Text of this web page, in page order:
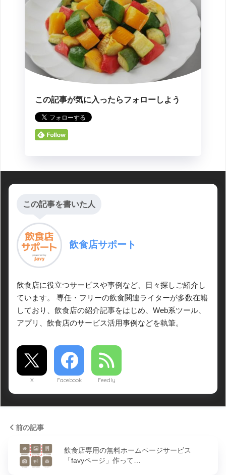
この記事が気に入ったらフォローしよう
この記事を書いた人
飲食店サポート
飲食店に役立つサービスや事例など、日々探しご紹介し
ています。 専任・フリーの飲食関連ライターが多数在籍
しており、飲食店の紹介記事をはじめ、Web系ツール、
アプリ、飲食店のサービス活用事例などを執筆。
X Facebook Feedly
前の記事
飲食店専用の無料ホームページサービス
「favyページ」作って…